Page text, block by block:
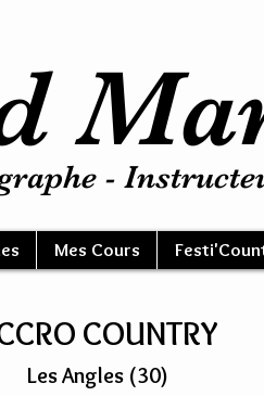
-
COUNTRY
Les Angles (30)
Mes Cours